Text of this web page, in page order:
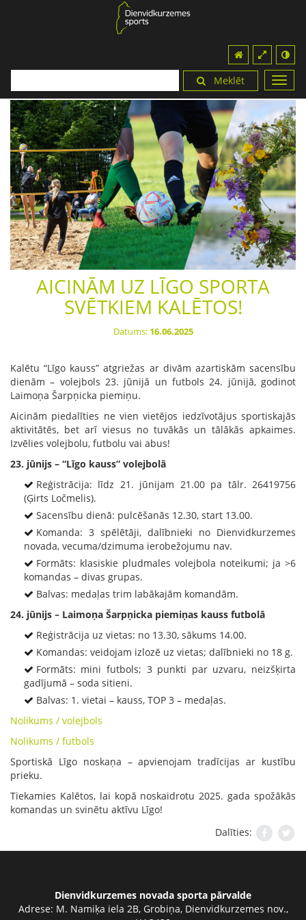
Meklēt
AICINĀM UZ LĪGO SPORTA
SVĒTKIEM KALĒTOS!
Datums: 16.06.2025
Kalētu “Līgo kauss” atgriežas ar divām azartiskām sacensību
dienām – volejbols 23. jūnijā un futbols 24. jūnijā, godinot
Laimoņa Šarpņicka piemiņu.
Aicinām piedalīties ne vien vietējos iedzīvotājus sportiskajās
aktivitātēs, bet arī viesus no tuvākās un tālākās apkaimes.
Izvēlies volejbolu, futbolu vai abus!
23. jūnijs – “Līgo kauss” volejbolā
Reģistrācija: līdz 21. jūnijam 21.00 pa tālr. 26419756
(Ģirts Ločmelis).
Sacensību dienā: pulcēšanās 12.30, start 13.00.
Komanda: 3 spēlētāji, dalībnieki no Dienvidkurzemes
novada, vecuma/dzimuma ierobežojumu nav.
Formāts: klasiskie pludmales volejbola noteikumi; ja >6
komandas – divas grupas.
Balvas: medaļas trim labākajām komandām.
24. jūnijs – Laimoņa Šarpņicka piemiņas kauss futbolā
Reģistrācija uz vietas: no 13.30, sākums 14.00.
Komandas: veidojam izlozē uz vietas; dalībnieki no 18 g.
Formāts: mini futbols; 3 punkti par uzvaru, neizšķirta
gadījumā – soda sitieni.
Balvas: 1. vietai – kauss, TOP 3 – medaļas.
Nolikums / volejbols
Nolikums / futbols
Sportiskā Līgo noskaņa – apvienojam tradīcijas ar kustību
prieku.
Tiekamies Kalētos, lai kopā noskaidrotu 2025. gada spožākās
komandas un svinētu aktīvu Līgo!
Dalīties:
Dienvidkurzemes novada sporta pārvalde
Adrese: M. Namiķa iela 2B, Grobiņa, Dienvidkurzemes nov.,